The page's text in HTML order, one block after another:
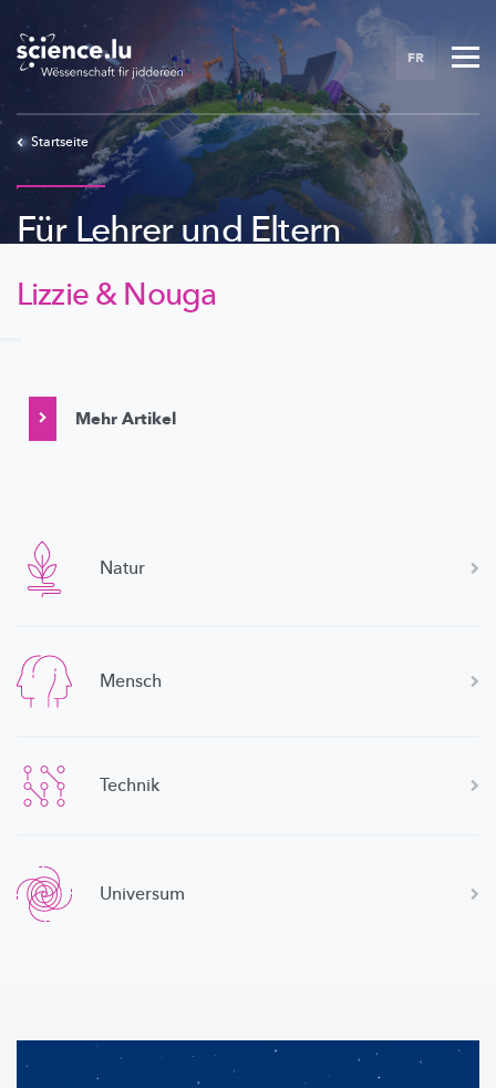
main
content
FR
Startseite
Für Lehrer und Eltern
Lizzie & Nouga
Mehr Artikel
Natur
Mensch
Technik
Universum